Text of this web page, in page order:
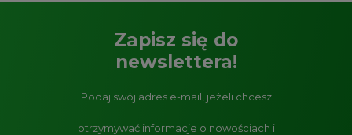
Zapisz się do
newslettera!
Podaj swój adres e-mail, jeżeli chcesz
otrzymywać informacje o nowościach i